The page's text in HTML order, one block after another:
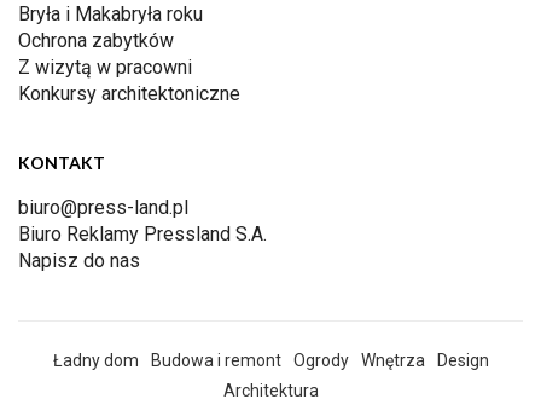
Bryła i Makabryła roku
Ochrona zabytków
Z wizytą w pracowni
Konkursy architektoniczne
KONTAKT
biuro@press-land.pl
Biuro Reklamy Pressland S.A.
Napisz do nas
Ładny dom Budowa i remont Ogrody Wnętrza
Design
Architektura